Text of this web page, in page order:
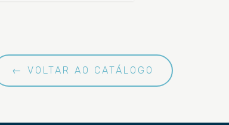
← VOLTAR AO CATÁLOGO